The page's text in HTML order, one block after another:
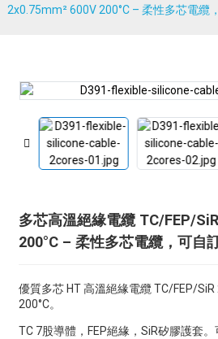
2x0.75mm² 600V 200°C – 柔性多芯電纜
多芯高溫絕緣電纜 TC/FEP/
200°C – 柔性多芯電纜，可自
優質多芯 HT 高溫絕緣電纜 TC/FEP/
200°C。
TC 7股導體，FEP絕緣，SiR矽膠護套